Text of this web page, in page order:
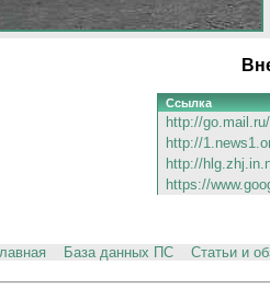
Ссылка
http://
http://
http://
https://
База данных ПС Статьи и